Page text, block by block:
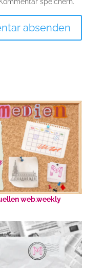
web.weekly